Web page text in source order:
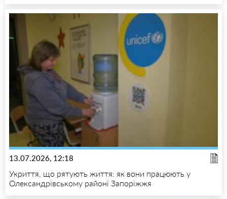
13.07.2026, 12:18
Укриття, що рятують життя: як вони працюють у
Олександрівському районі Запоріжжя